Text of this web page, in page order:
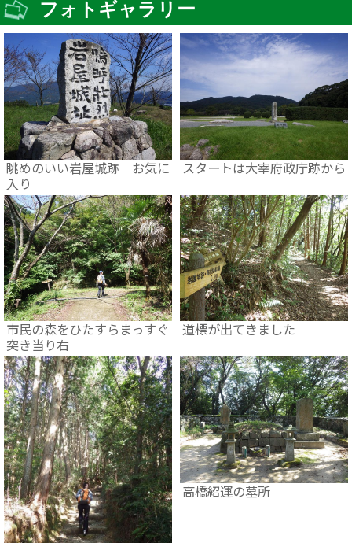
フォトギャラリー
眺めのいい岩屋城跡 お気に
入り
スタートは大宰府政庁跡から
市民の森をひたすらまっすぐ
突き当り右
道標が出てきました
高橋紹運の墓所